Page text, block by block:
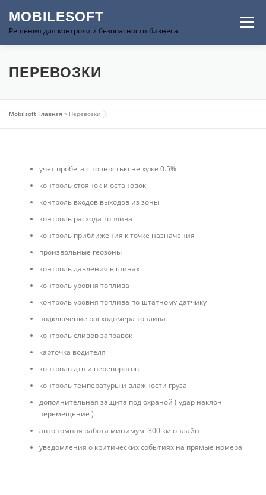
MOBILESOFT
Решения для контроля и безопасности бизнеса
Меню
ГЛАВНАЯ ПРОДУКЦИЯ
ВАКАНСИИ ФОРУМ
ПЕРЕВОЗКИ
Mobilsoft Главная » Перевозки
учет пробега с точностью не хуже 0.5%
контроль стоянок и остановок
контроль входов выходов из зоны
контроль расхода топлива
контроль приближения к точке назначения
произвольные геозоны
контроль давления в шинах
контроль уровня топлива
контроль уровня топлива по штатному датчику
подключение расходомера топлива
контроль сливов заправок
карточка водителя
контроль дтп и переворотов
контроль температуры и влажности груза
дополнительная защита под охраной ( удар наклон
перемещение )
автономная работа минимум 300 км онлайн
уведомления о критических событиях на прямые номера